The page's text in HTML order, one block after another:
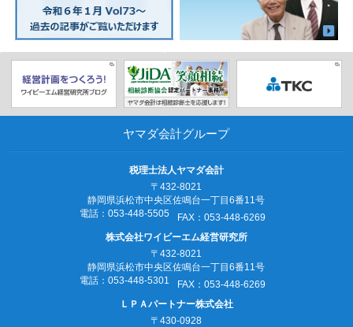
ヤマダ会計グループ
税理士法人ヤマダ会計
〒432-8021
静岡県浜松市中央区佐鳴台一丁目6番11号
電話：053‐448‐5505
FAX：053‐448‐6269
株式会社ワイビーエム経営研究所
〒432-8021
静岡県浜松市中央区佐鳴台一丁目6番11号
電話：053‐448‐5301
FAX：053‐448‐6269
ＬＰＡパートナー株式会社
〒430-0928